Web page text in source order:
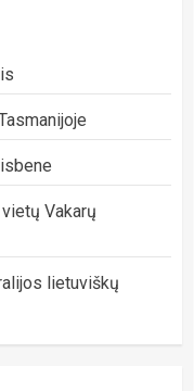
Vakarų
lietuviškų